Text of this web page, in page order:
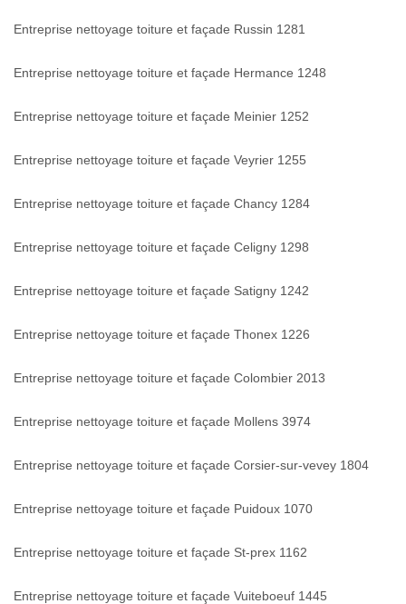
Entreprise nettoyage toiture et façade Russin 1281
Entreprise nettoyage toiture et façade Hermance 1248
Entreprise nettoyage toiture et façade Meinier 1252
Entreprise nettoyage toiture et façade Veyrier 1255
Entreprise nettoyage toiture et façade Chancy 1284
Entreprise nettoyage toiture et façade Celigny 1298
Entreprise nettoyage toiture et façade Satigny 1242
Entreprise nettoyage toiture et façade Thonex 1226
Entreprise nettoyage toiture et façade Colombier 2013
Entreprise nettoyage toiture et façade Mollens 3974
Entreprise nettoyage toiture et façade Corsier-sur-vevey 1804
Entreprise nettoyage toiture et façade Puidoux 1070
Entreprise nettoyage toiture et façade St-prex 1162
Entreprise nettoyage toiture et façade Vuiteboeuf 1445